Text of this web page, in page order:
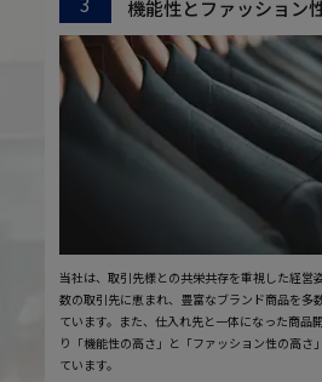
機能性とファッション
当社は、取引先様との共栄共存を重視した経営
数の取引先に恵まれ、豊富なブランド商品を多
ています。また、仕入れ先と一体になった商品
り「機能性の高さ」と「ファッション性の高さ
ています。